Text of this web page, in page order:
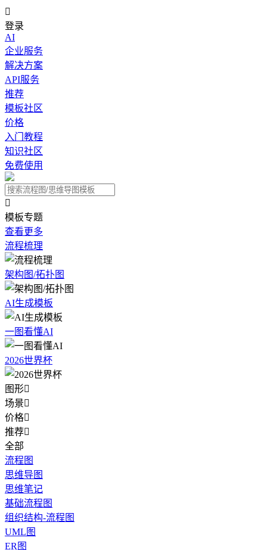

登录
AI
企业服务
解决方案
API服务
推荐
模板社区
价格
入门教程
知识社区
免费使用

模板专题
查看更多
流程梳理
架构图/拓扑图
AI生成模板
一图看懂AI
2026世界杯
图形
场景
价格
推荐
全部
流程图
思维导图
思维笔记
基础流程图
组织结构-流程图
UML图
ER图